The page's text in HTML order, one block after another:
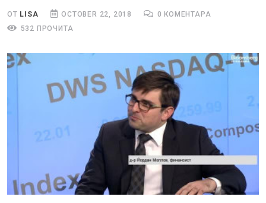
ОТ LISA OCTOBER 22, 2018
0 КОМЕНТАРА
532 ПРОЧИТА